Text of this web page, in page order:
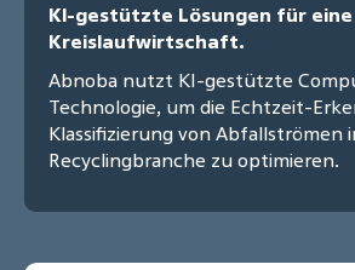
KI-gestützte Lösungen für
Kreislaufwirtschaft.
Abnoba nutzt KI-gestützte
Technologie, um die Echtzeit-
Klassifizierung von Abfallströmen
Recyclingbranche zu optimieren.